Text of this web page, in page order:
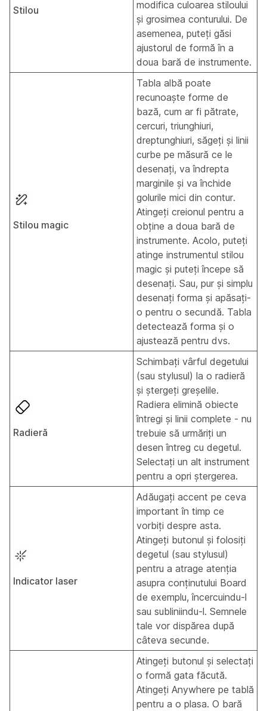
Stilou
modifica culoarea stiloului
și grosimea conturului. De
asemenea, puteți găsi
ajustorul de formă în a
doua bară de instrumente.
Stilou magic
Tabla albă poate
recunoaște forme de
bază, cum ar fi pătrate,
cercuri, triunghiuri,
dreptunghiuri, săgeți și linii
curbe pe măsură ce le
desenați, va îndrepta
marginile și va închide
golurile mici din contur.
Atingeți creionul pentru a
obține a doua bară de
instrumente. Acolo, puteți
atinge instrumentul stilou
magic și puteți începe să
desenați. Sau, pur și simplu
desenați forma și apăsați-
o pentru o secundă. Tabla
detectează forma și o
ajustează pentru dvs.
Radieră
Schimbați vârful degetului
(sau stylusul) la o radieră
și ștergeți greșelile.
Radiera elimină obiecte
întregi și linii complete - nu
trebuie să urmăriți un
desen întreg cu degetul.
Selectați un alt instrument
pentru a opri ștergerea.
Indicator laser
Adăugați accent pe ceva
important în timp ce
vorbiți despre asta.
Atingeți butonul și folosiți
degetul (sau stylusul)
pentru a atrage atenția
asupra conținutului Board
de exemplu, încercuindu-l
sau subliniindu-l. Semnele
tale vor dispărea după
câteva secunde.
Atingeți butonul și selectați
o formă gata făcută.
Atingeți Anywhere pe tablă
pentru a o plasa. O bară